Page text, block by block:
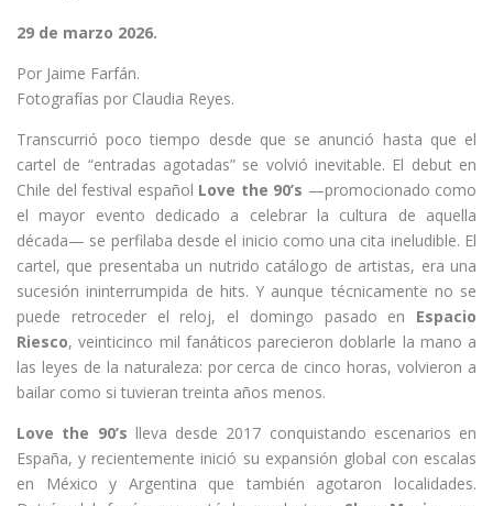
29 de marzo 2026.
Por Jaime Farfán.
Fotografías por Claudia Reyes.
Transcurrió poco tiempo desde que se anunció hasta que el
cartel de “entradas agotadas” se volvió inevitable. El debut en
Chile del festival español Love the 90’s —promocionado como
el mayor evento dedicado a celebrar la cultura de aquella
década— se perfilaba desde el inicio como una cita ineludible. El
cartel, que presentaba un nutrido catálogo de artistas, era una
sucesión ininterrumpida de hits. Y aunque técnicamente no se
puede retroceder el reloj, el domingo pasado en Espacio
Riesco, veinticinco mil fanáticos parecieron doblarle la mano a
las leyes de la naturaleza: por cerca de cinco horas, volvieron a
bailar como si tuvieran treinta años menos.
Love the 90’s lleva desde 2017 conquistando escenarios en
España, y recientemente inició su expansión global con escalas
en México y Argentina que también agotaron localidades.